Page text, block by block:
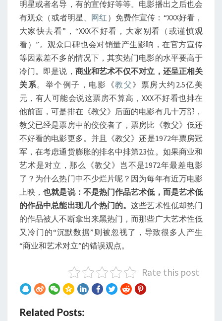
明星或者名导，有的宣传好等等。电影播出之后也会
有观众（或者明星、 网红 ）免费作宣传：“XXX好看，
大家快去看”，“XXX不好看，大家别看（或谨慎观
看）”。观众口碑也会对销量产生影响，在官方宣传
等因素差不多的情况下，其实热门电影的水平要高于
冷门。即是说， 商业和艺术不仅不对立，还呈正相关
关系。举个例子，电影《教父》票房大约2.5亿美
元，有人可能会说这票房不算高，XXX不好看也排在
他前面，可是排在《教父》后面的电影有几十万部，
教父已经是票房中的佼佼者了，票房比《教父》低还
不好看的电影更多。并且《教父》还是1972年票房冠
军，在考虑通货膨胀的排名中排第23位。如果商业和
艺术是对立，那么《教父》岂不是1972年最差电影
了？为什么热门中不少烂片呢？因为每年有近万电影
上映，也就是说：不是热门作品艺术低，而是艺术低
的作品中总能出现几个热门的。这些艺术性低却热门
的作品被人不断拿出来黑热门，而那些广大艺术性低
又冷门的“沉默数据”则被忽视了，导致很多人产生
“商业和艺术对立”的错误观点。
Rate this post
Related Posts: